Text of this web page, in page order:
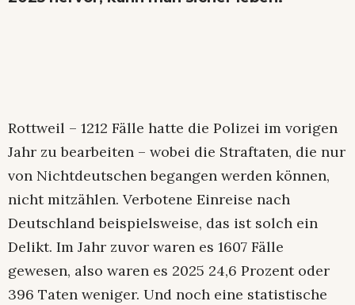
Rottweil – 1212 Fälle hatte die Polizei im vorigen
Jahr zu bearbeiten – wobei die Straftaten, die nur
von Nichtdeutschen begangen werden können,
nicht mitzählen. Verbotene Einreise nach
Deutschland beispielsweise, das ist solch ein
Delikt. Im Jahr zuvor waren es 1607 Fälle
gewesen, also waren es 2025 24,6 Prozent oder
396 Taten weniger. Und noch eine statistische